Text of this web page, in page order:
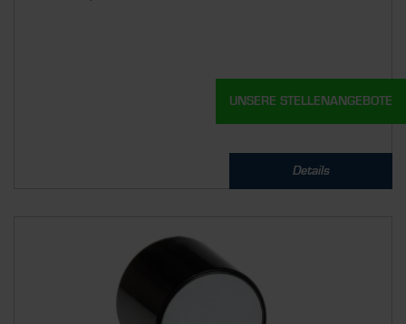
Details
UNSERE STELLENANGEBOTE